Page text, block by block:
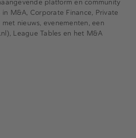
platform en community
M&A, Corporate Finance, Private
nieuws, evenementen, een
League Tables en het M&A